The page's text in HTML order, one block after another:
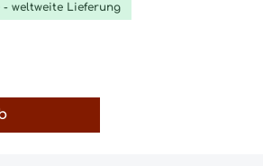
- weltweite Lieferung
den gewünschten